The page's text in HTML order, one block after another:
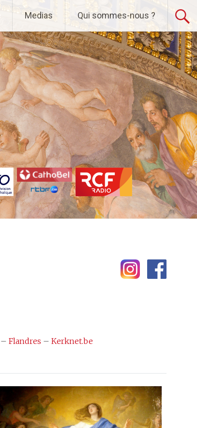
Medias Qui sommes-nous ?
– Flandres – Kerknet.be